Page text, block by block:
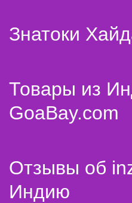
Знатоки
Товары из
GoaBay.com
Отзывы об
Индию